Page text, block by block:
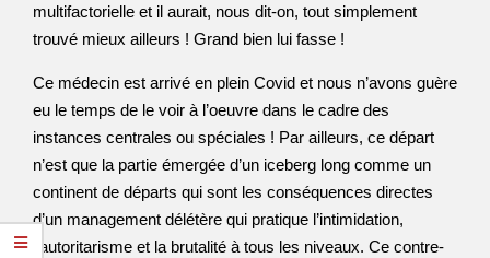
multifactorielle et il aurait, nous dit-on, tout simplement
trouvé mieux ailleurs ! Grand bien lui fasse !
Ce médecin est arrivé en plein Covid et nous n’avons guère
eu le temps de le voir à l’oeuvre dans le cadre des
instances centrales ou spéciales ! Par ailleurs, ce départ
n’est que la partie émergée d’un iceberg long comme un
continent de départs qui sont les conséquences directes
d’un management délétère qui pratique l’intimidation,
l’autoritarisme et la brutalité à tous les niveaux. Ce contre-